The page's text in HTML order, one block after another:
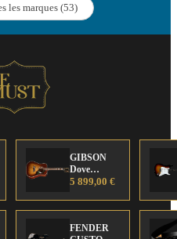
les marques (53)
GIBSON
Dove
Anniversary
Edition
5 899,00 €
FENDER